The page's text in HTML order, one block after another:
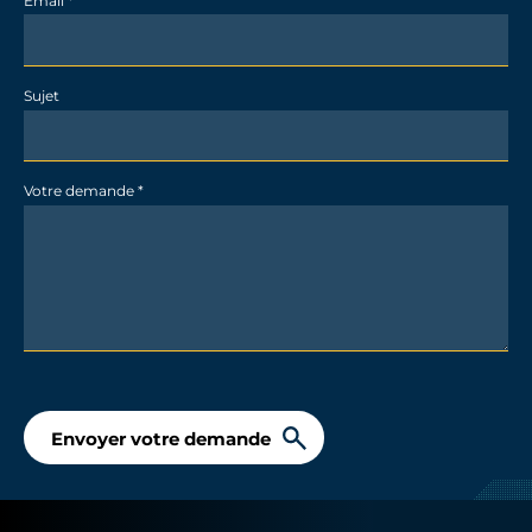
loggias et des terrasses, conçues pour préserver l’intimité
Benoit PEIGNE
Urbanmakers
Sujet
Votre demande*
Envoyer votre demande